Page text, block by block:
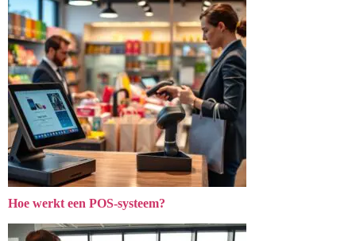
Hoe werkt een POS-systeem?